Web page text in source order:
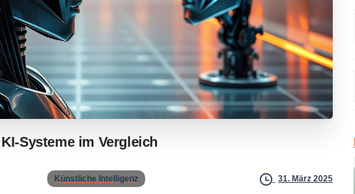
KI-Systeme im Vergleich
Künstliche Intelligenz 31. März 2025